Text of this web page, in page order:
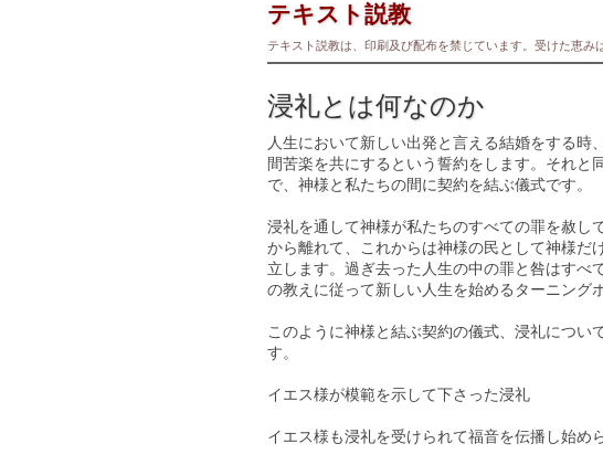
テキスト説教
テキスト説教は、印刷及び配布を禁じています。受けた恵み
浸礼とは何なのか
人生において新しい出発と言える結婚をする
間苦楽を共にするという誓約をします。それと
で、神様と私たちの間に契約を結ぶ儀式です。
浸礼を通して神様が私たちのすべての罪を赦し
から離れて、これからは神様の民として神様だ
立します。過ぎ去った人生の中の罪と咎はすべ
の教えに従って新しい人生を始めるターニング
このように神様と結ぶ契約の儀式、浸礼につい
す。
イエス様が模範を示して下さった浸礼
イエス様も浸礼を受けられて福音を伝播し始め